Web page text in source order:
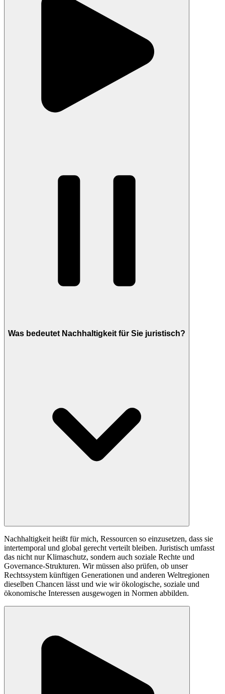
Was bedeutet Nachhaltigkeit für Sie juristisch?
Nachhaltigkeit heißt für mich, Ressourcen so einzusetzen, dass sie
intertemporal und global gerecht verteilt bleiben. Juristisch umfasst
das nicht nur Klimaschutz, sondern auch soziale Rechte und
Governance-Strukturen. Wir müssen also prüfen, ob unser
Rechtssystem künftigen Generationen und anderen Weltregionen
dieselben Chancen lässt und wie wir ökologische, soziale und
ökonomische Interessen ausgewogen in Normen abbilden.